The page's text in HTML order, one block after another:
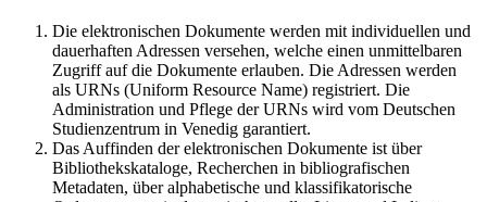
Die elektronischen Dokumente werden mit individuellen und
dauerhaften Adressen versehen, welche einen unmittelbaren
Zugriff auf die Dokumente erlauben. Die Adressen werden
als URNs (Uniform Resource Name) registriert. Die
Administration und Pflege der URNs wird vom Deutschen
Studienzentrum in Venedig garantiert.
Das Auffinden der elektronischen Dokumente ist über
Bibliothekskataloge, Recherchen in bibliografischen
Metadaten, über alphabetische und klassifikatorische